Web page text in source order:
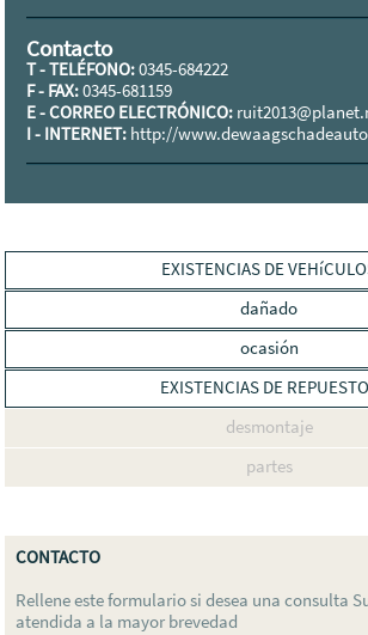
Contacto
T - TELÉFONO:0345-684222
F - FAX:0345-681159
E - CORREO ELECTRÓNICO:
I - INTERNET: http://
EXISTENCIAS DE
dañado
ocasión
EXISTENCIAS DE
desmontaje
partes
CONTACTO
Rellene este formulario si desea una consulta
atendida a la mayor brevedad